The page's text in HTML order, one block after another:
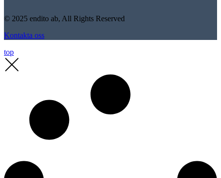
© 2025 endito ab, All Rights Reserved
Kontakta oss
top